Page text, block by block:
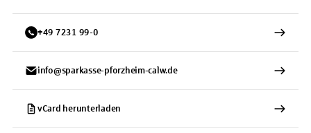
+49 7231 99-0
info@sparkasse-pforzheim-calw.de
vCard herunterladen